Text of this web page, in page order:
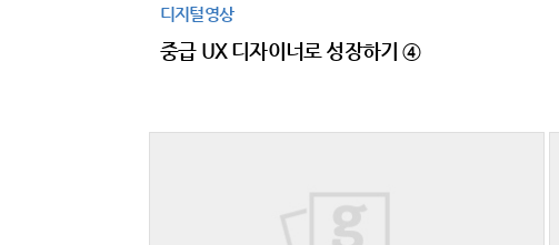
디지털영상
중급 UX 디자이너로 성장하기 ④